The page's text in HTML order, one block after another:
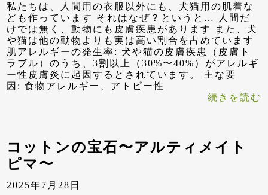
私たちは、人間用の衣服以外にも、犬猫用の肌着な
ども作っています それはなぜ？というと… 人間だ
けでは無く、動物にも皮膚疾患があります また、犬
や猫は他の動物よりも実は高い割合を占めています
肌アレルギーの発生率: 犬や猫の皮膚疾患（皮膚ト
ラブル）のうち、3割以上（30%〜40%）がアレルギ
ー性皮膚炎に起因するとされています。 主な要
因: 食物アレルギー、アトピー性
続きを読む
コットンの宝石〜アルティメイト
ピマ〜
2025年7月28日